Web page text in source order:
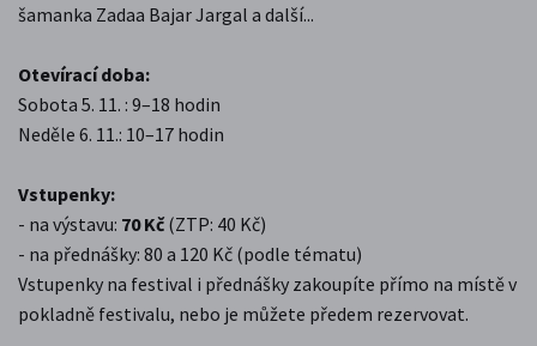
šamanka Zadaa Bajar Jargal a další...
Otevírací doba:
Sobota 5. 11. : 9–18 hodin
Neděle 6. 11.: 10–17 hodin
Vstupenky:
- na výstavu: 70 Kč (ZTP: 40 Kč)
- na přednášky: 80 a 120 Kč (podle tématu)
Vstupenky na festival i přednášky zakoupíte přímo na místě v
pokladně festivalu, nebo je můžete předem rezervovat.